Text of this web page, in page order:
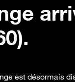
est désormais